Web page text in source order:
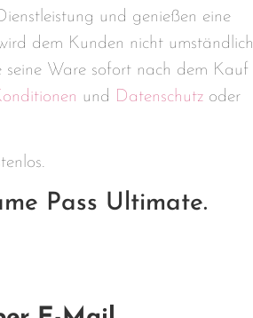
und genießen eine
dem Kunden nicht umständlich
Ware sofort nach dem Kauf
und Datenschutz oder
Pass Ultimate.